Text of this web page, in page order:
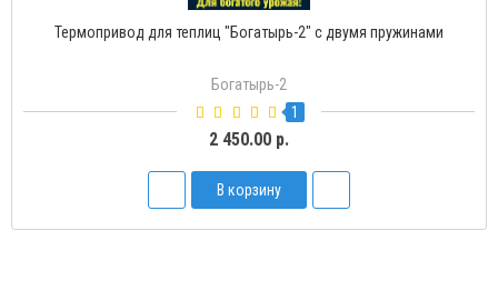
Термопривод для теплиц "Богатырь-2" с двумя пружинами
Богатырь-2
1
2 450.00 р.
В корзину